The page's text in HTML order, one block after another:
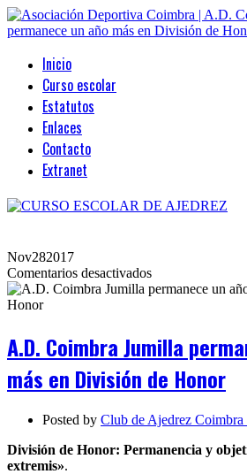
Inicio
Curso escolar
Estatutos
Enlaces
Contacto
Extranet
Nov282017
Comentarios desactivadosen
A.D.
un
más
División
de
Honor
A.D. Coimbra Jumilla
más en División de Honor
Posted by Club de Ajedrez Coimbra
División de Honor: Permanencia y
extremis».